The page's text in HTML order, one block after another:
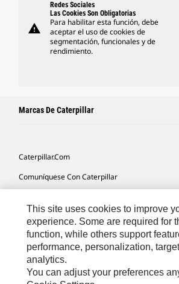
warning
Redes Sociales
Las Cookies Son Obligatorias
Para habilitar esta función, debe
aceptar el uso de cookies de
segmentación, funcionales y de
rendimiento.
Marcas De Caterpillar
Caterpillar.com
Comuníquese Con Caterpillar
Mapa Del Sitio
Cookie Settings
Avisos Legales
Privacidad
This site uses cookies to improve
experience. Some are required for
function, while others support
performance, personalization,
analytics.
You can adjust your preferences